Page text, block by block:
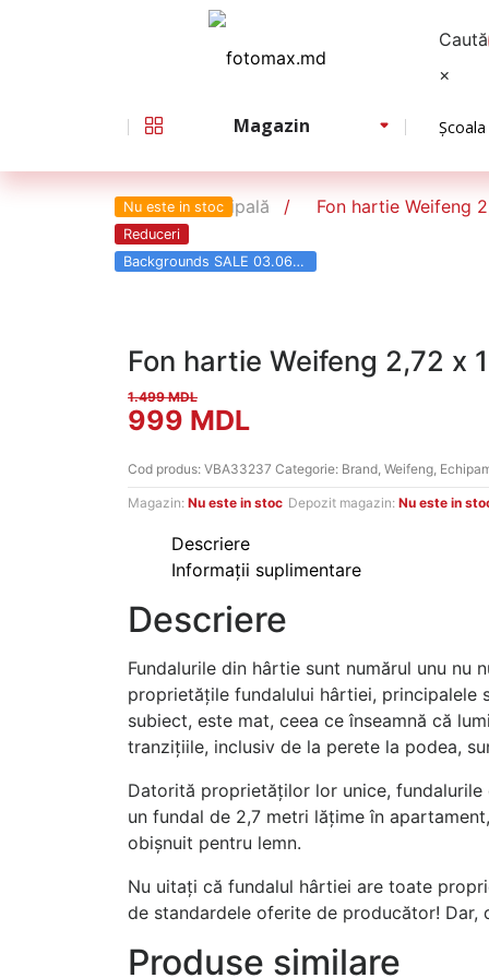
Caută
×
Magazin
Pagina principală Fon hartie Weifeng
Nu este in stoc
Reduceri
Backgrounds SALE 03.06 - 31.08
Fon hartie Weifeng 2,72 х
1.499MDL
Prețul
inițial
a
fost:
1.499 MDL.
999 MDLPrețul
curent
este:
999 MDL.
Cod produs: VBA33237 Categorie: Brand Weifeng
Magazin: Nu este in stoc Depozit magazin: Nu este in
Descriere
Informații suplimentare
Descriere
Fundalurile din hârtie sunt numărul unu nu
proprietățile fundalului hârtiei, principalele
subiect, este mat, ceea ce înseamnă că
tranzițiile, inclusiv de la perete la podea,
Datorită proprietăților lor unice,
un fundal de 2,7 metri lățime în
obișnuit pentru lemn.
Nu uitați că fundalul hârtiei are toate
de standardele oferite de producător! Dar,
Produse similare